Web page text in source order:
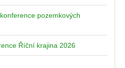
pozemkových
Říční krajina 2026